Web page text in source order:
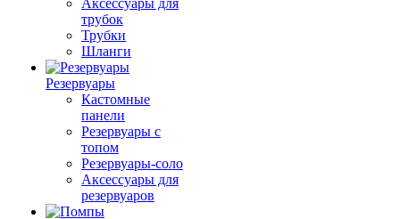
Аксессуары для
трубок
Трубки
Шланги
Резервуары
Кастомные
панели
Резервуары с
топом
Резервуары-соло
Аксессуары для
резервуаров